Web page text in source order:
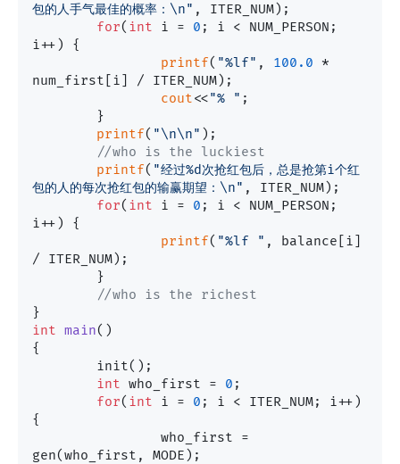
包的人手气最佳的概率：\n" , ITER_NUM);
for( int i = 0 ; i < NUM_PERSON;
i++) {
printf( "%lf" , 100.0 *
num_first[i] / ITER_NUM);
cout<<"% " ;
printf( "\n\n" );
//who is the luckiest
printf( "经过%d次抢红包后，总是抢第i个红
包的人的每次抢红包的输赢期望：\n" , ITER_NUM);
for( int i = 0 ; i < NUM_PERSON;
i++) {
printf( "%lf " , balance[i]
/ ITER_NUM);
//who is the richest
int main()
{
int who_first = 0 ;
for( int i = 0 ; i < ITER_NUM; i++)
{
gen(who_first, MODE);